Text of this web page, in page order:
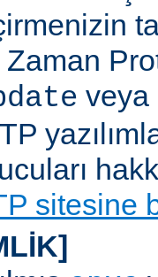
veya
sitesine